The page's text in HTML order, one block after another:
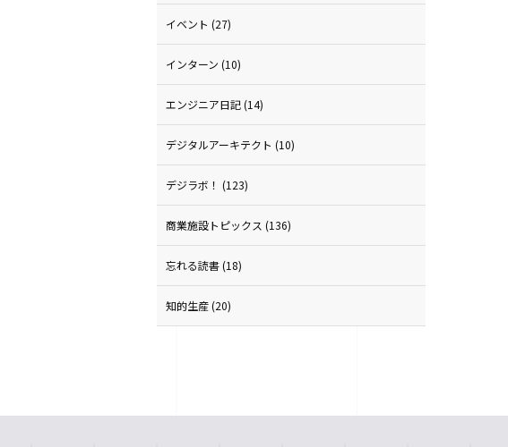
イベント (27)
インターン (10)
エンジニア日記(14)
デジタルアーキテクト (10)
デジラボ！ (123)
商業施設トピックス (136)
忘れる読書(18)
知的生産(20)